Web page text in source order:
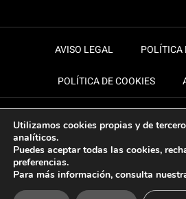
AVISO LEGAL POLÍTICA
POLÍTICA DE COOKIES
Utilizamos cookies propias y de
analíticos.
Puedes aceptar todas las cookies,
preferencias.
Para más información, consulta